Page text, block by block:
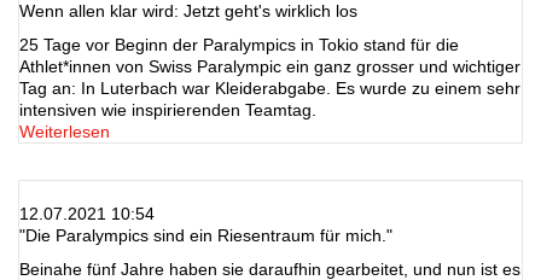
Wenn allen klar wird: Jetzt geht's wirklich los
25 Tage vor Beginn der Paralympics in Tokio stand für die
Athlet*innen von Swiss Paralympic ein ganz grosser und wichtiger
Tag an: In Luterbach war Kleiderabgabe. Es wurde zu einem sehr
intensiven wie inspirierenden Teamtag.
Weiterlesen
12.07.2021 10:54
"Die Paralympics sind ein Riesentraum für mich."
Beinahe fünf Jahre haben sie daraufhin gearbeitet, und nun ist es